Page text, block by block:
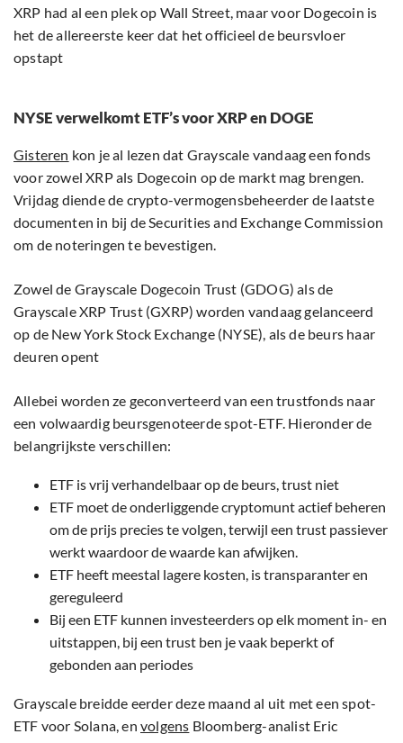
XRP had al een plek op Wall Street, maar voor Dogecoin is
het de allereerste keer dat het officieel de beursvloer
opstapt
NYSE verwelkomt ETF’s voor XRP en DOGE
Gisteren kon je al lezen dat Grayscale vandaag een fonds
voor zowel XRP als Dogecoin op de markt mag brengen.
Vrijdag diende de crypto-vermogensbeheerder de laatste
documenten in bij de Securities and Exchange Commission
om de noteringen te bevestigen.
Zowel de Grayscale Dogecoin Trust (GDOG) als de
Grayscale XRP Trust (GXRP) worden vandaag gelanceerd
op de New York Stock Exchange (NYSE), als de beurs haar
deuren opent
Allebei worden ze geconverteerd van een trustfonds naar
een volwaardig beursgenoteerde spot-ETF. Hieronder de
belangrijkste verschillen:
ETF is vrij verhandelbaar op de beurs, trust niet
ETF moet de onderliggende cryptomunt actief beheren
om de prijs precies te volgen, terwijl een trust passiever
werkt waardoor de waarde kan afwijken.
ETF heeft meestal lagere kosten, is transparanter en
gereguleerd
Bij een ETF kunnen investeerders op elk moment in- en
uitstappen, bij een trust ben je vaak beperkt of
gebonden aan periodes
Grayscale breidde eerder deze maand al uit met een spot-
ETF voor Solana, en volgens Bloomberg-analist Eric